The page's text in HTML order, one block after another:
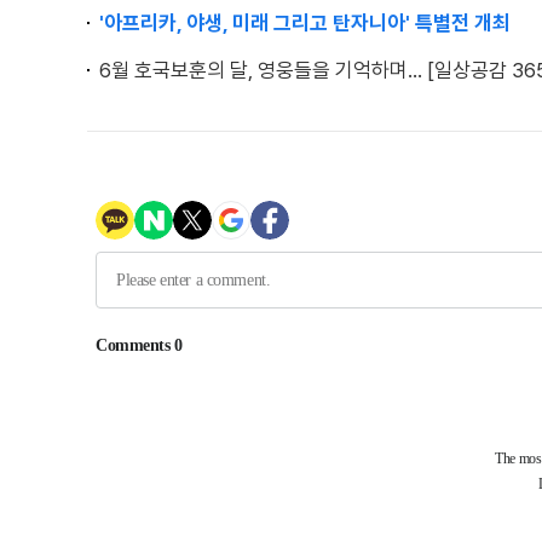
'아프리카, 야생, 미래 그리고 탄자니아' 특별전 개최
6월 호국보훈의 달, 영웅들을 기억하며... [일상공감